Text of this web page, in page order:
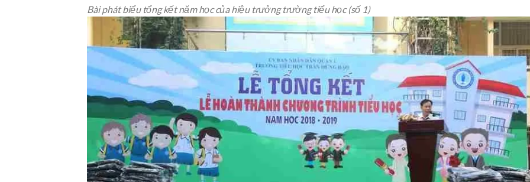
Bài phát biểu tổng kết năm học của hiệu trưởng trường tiểu học (số 1)